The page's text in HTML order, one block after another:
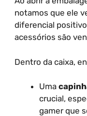
notamos que ele
diferencial
acessórios são
Dentro da caixa,
Uma
crucial,
gamer que